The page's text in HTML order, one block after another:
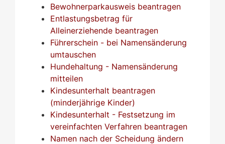
Bewohnerparkausweis beantragen
Entlastungsbetrag für
Alleinerziehende beantragen
Führerschein - bei Namensänderung
umtauschen
Hundehaltung - Namensänderung
mitteilen
Kindesunterhalt beantragen
(minderjährige Kinder)
Kindesunterhalt - Festsetzung im
vereinfachten Verfahren beantragen
Namen nach der Scheidung ändern